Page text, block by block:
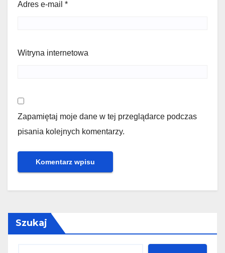
Adres e-mail *
Witryna internetowa
Zapamiętaj moje dane w tej przeglądarce podczas
pisania kolejnych komentarzy.
Szukaj